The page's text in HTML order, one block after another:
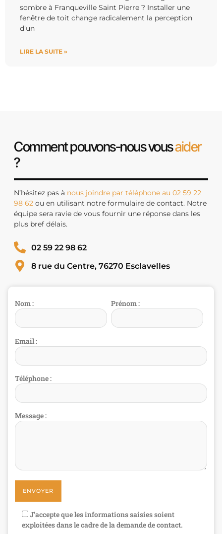
sombre à Franqueville Saint Pierre ? Installer une
fenêtre de toit change radicalement la perception
d’un
LIRE LA SUITE »
Comment pouvons-nous vousaider
?
N’hésitez pas à nous joindre par téléphone au 02 59 22
98 62 ou en utilisant notre formulaire de contact. Notre
équipe sera ravie de vous fournir une réponse dans les
plus bref délais.
02 59 22 98 62
8 rue du Centre, 76270 Esclavelles
Nom : Prénom :
Email :
Téléphone :
Message :
J’accepte que les informations saisies soient
exploitées dans le cadre de la demande de contact.